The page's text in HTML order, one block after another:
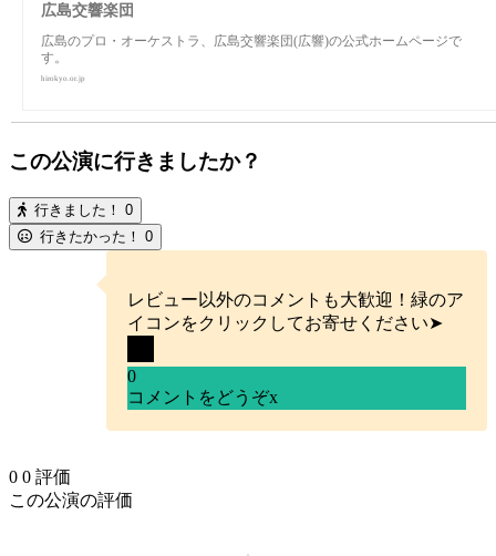
広島交響楽団
広島のプロ・オーケストラ、広島交響楽団(広響)の公式ホームページで
す。
hirokyo.or.jp
この公演に行きましたか？
行きました！ 0
行きたかった！ 0
レビュー以外のコメントも大歓迎！緑のア
イコンをクリックしてお寄せください➤
0
コメントをどうぞx
0 0 評価
この公演の評価